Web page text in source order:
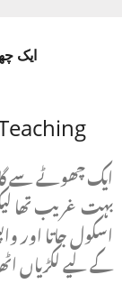
ایک
ایک چھوٹے سے
بہت غریب تھا
اسکول جاتا اور
کے لیے لکڑیاں